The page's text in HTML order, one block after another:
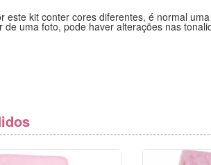
este kit conter cores diferentes, é normal
de uma foto, pode haver alterações nas